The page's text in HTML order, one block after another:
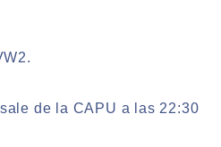
de la CAPU a las 22:30